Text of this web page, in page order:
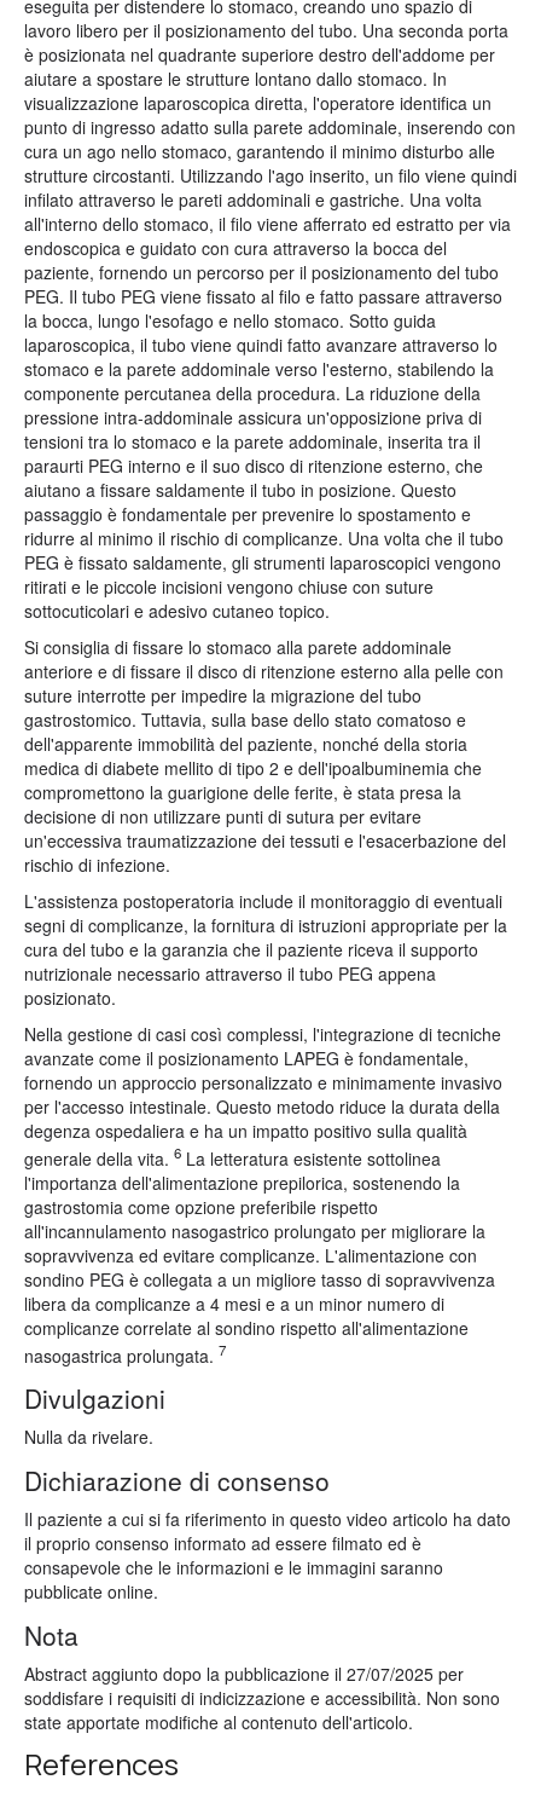
eseguita per distendere lo stomaco, creando uno spazio di
lavoro libero per il posizionamento del tubo. Una seconda porta
è posizionata nel quadrante superiore destro dell'addome per
aiutare a spostare le strutture lontano dallo stomaco. In
visualizzazione laparoscopica diretta, l'operatore identifica un
punto di ingresso adatto sulla parete addominale, inserendo con
cura un ago nello stomaco, garantendo il minimo disturbo alle
strutture circostanti. Utilizzando l'ago inserito, un filo viene quindi
infilato attraverso le pareti addominali e gastriche. Una volta
all'interno dello stomaco, il filo viene afferrato ed estratto per via
endoscopica e guidato con cura attraverso la bocca del
paziente, fornendo un percorso per il posizionamento del tubo
PEG. Il tubo PEG viene fissato al filo e fatto passare attraverso
la bocca, lungo l'esofago e nello stomaco. Sotto guida
laparoscopica, il tubo viene quindi fatto avanzare attraverso lo
stomaco e la parete addominale verso l'esterno, stabilendo la
componente percutanea della procedura. La riduzione della
pressione intra-addominale assicura un'opposizione priva di
tensioni tra lo stomaco e la parete addominale, inserita tra il
paraurti PEG interno e il suo disco di ritenzione esterno, che
aiutano a fissare saldamente il tubo in posizione. Questo
passaggio è fondamentale per prevenire lo spostamento e
ridurre al minimo il rischio di complicanze. Una volta che il tubo
PEG è fissato saldamente, gli strumenti laparoscopici vengono
ritirati e le piccole incisioni vengono chiuse con suture
sottocuticolari e adesivo cutaneo topico.
Si consiglia di fissare lo stomaco alla parete addominale
anteriore e di fissare il disco di ritenzione esterno alla pelle con
suture interrotte per impedire la migrazione del tubo
gastrostomico. Tuttavia, sulla base dello stato comatoso e
dell'apparente immobilità del paziente, nonché della storia
medica di diabete mellito di tipo 2 e dell'ipoalbuminemia che
compromettono la guarigione delle ferite, è stata presa la
decisione di non utilizzare punti di sutura per evitare
un'eccessiva traumatizzazione dei tessuti e l'esacerbazione del
rischio di infezione.
L'assistenza postoperatoria include il monitoraggio di eventuali
segni di complicanze, la fornitura di istruzioni appropriate per la
cura del tubo e la garanzia che il paziente riceva il supporto
nutrizionale necessario attraverso il tubo PEG appena
posizionato.
Nella gestione di casi così complessi, l'integrazione di tecniche
avanzate come il posizionamento LAPEG è fondamentale,
fornendo un approccio personalizzato e minimamente invasivo
per l'accesso intestinale. Questo metodo riduce la durata della
degenza ospedaliera e ha un impatto positivo sulla qualità
generale della vita. 6 La letteratura esistente sottolinea
l'importanza dell'alimentazione prepilorica, sostenendo la
gastrostomia come opzione preferibile rispetto
all'incannulamento nasogastrico prolungato per migliorare la
sopravvivenza ed evitare complicanze. L'alimentazione con
sondino PEG è collegata a un migliore tasso di sopravvivenza
libera da complicanze a 4 mesi e a un minor numero di
complicanze correlate al sondino rispetto all'alimentazione
nasogastrica prolungata. 7
Divulgazioni
Nulla da rivelare.
Dichiarazione di consenso
Il paziente a cui si fa riferimento in questo video articolo ha dato
il proprio consenso informato ad essere filmato ed è
consapevole che le informazioni e le immagini saranno
pubblicate online.
Nota
Abstract aggiunto dopo la pubblicazione il 27/07/2025 per
soddisfare i requisiti di indicizzazione e accessibilità. Non sono
state apportate modifiche al contenuto dell'articolo.
References